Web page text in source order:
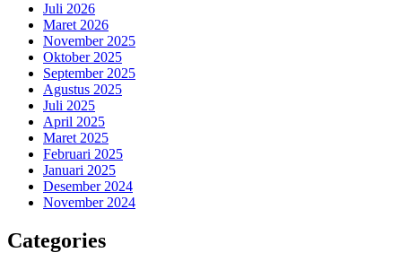
Juli 2026
Maret 2026
November 2025
Oktober 2025
September 2025
Agustus 2025
Juli 2025
April 2025
Maret 2025
Februari 2025
Januari 2025
Desember 2024
November 2024
Categories